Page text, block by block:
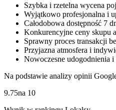
Szybka i rzetelna wycena
Wyjątkowo profesjonalna i
Całodobowa dostępność 7
Konkurencyjne ceny skupu
Sprawny proces transakcji
Przyjazna atmosfera i
Nowoczesne udogodnienia i
Na podstawie analizy opinii
9.75na 10